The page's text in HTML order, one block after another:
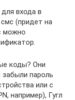
входа в
(придет на
можно
коды? Они
пароль
или с
например), Гугл